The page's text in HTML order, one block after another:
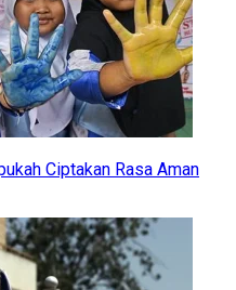
Ciptakan Rasa Aman